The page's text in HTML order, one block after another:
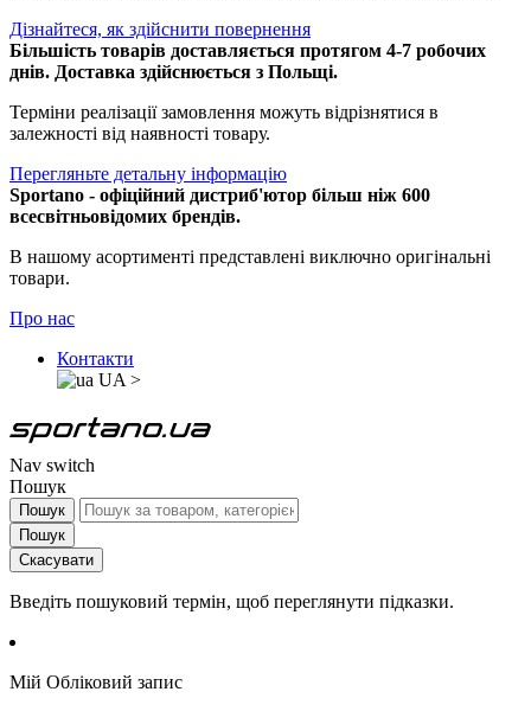
Дізнайтеся, як здійснити повернення
Більшість товарів доставляється протягом 4-7 робочих
днів. Доставка здійснюється з Польщі.
Терміни реалізації замовлення можуть відрізнятися в
залежності від наявності товару.
Перегляньте детальну інформацію
Sportano - офіційний дистриб'ютор більш ніж 600
всесвітньовідомих брендів.
В нашому асортименті представлені виключно оригінальні
товари.
Про нас
Контакти
UA >
Nav switch
Пошук
Пошук
Пошук
Скасувати
Введіть пошуковий термін, щоб переглянути підказки.
Мій Обліковий запис